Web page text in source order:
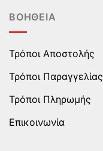
ΒΟΉΘΕΙΑ
Τρόποι Αποστολής
Τρόποι Παραγγελίας
Τρόποι Πληρωμής
Επικοινωνία